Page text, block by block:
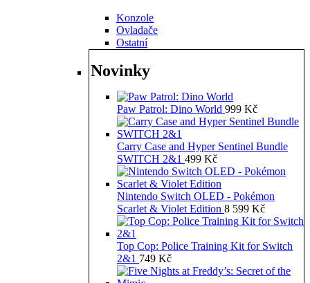
Konzole
Ovladače
Ostatní
Novinky
Paw Patrol: Dino World 999 Kč
Carry Case and Hyper Sentinel Bundle
SWITCH 2&1 499 Kč
Nintendo Switch OLED - Pokémon
Scarlet & Violet Edition 8 599 Kč
Top Cop: Police Training Kit for Switch
2&1 749 Kč